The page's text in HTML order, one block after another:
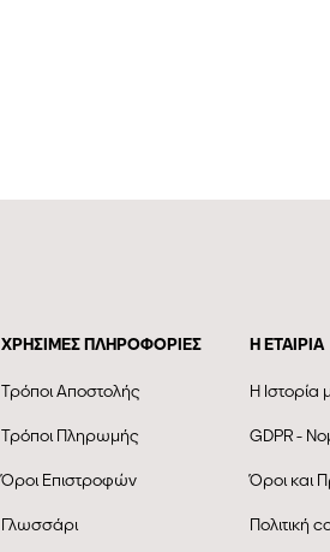
ΧΡΗΣΙΜΕΣ ΠΛΗΡΟΦΟΡΙΕΣ
Τρόποι Αποστολής
Τρόποι Πληρωμής
Όροι Επιστροφών
Γλωσσάρι
Η ΕΤΑΙΡΊΑ
Η Ιστορία
GDPR -
Όροι και
Πολιτική